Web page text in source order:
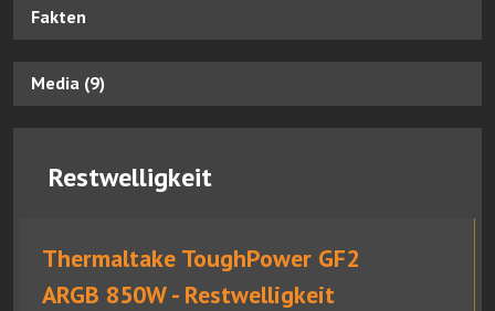
Fakten
Media (9)
Restwelligkeit
Thermaltake ToughPower GF2
ARGB 850W - Restwelligkeit